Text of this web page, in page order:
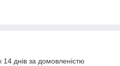
днів за домовленістю